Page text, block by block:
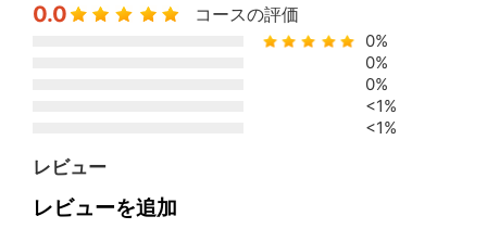
0.0 コースの評価
0%
0%
0%
<1%
<1%
レビュー
レビューを追加